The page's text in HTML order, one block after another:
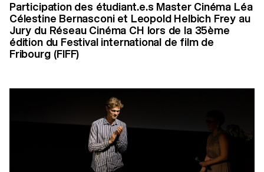
Participation des étudiant.e.s Master Cinéma Léa
Célestine Bernasconi et Leopold Helbich Frey au
Jury du Réseau Cinéma CH lors de la 35ème
édition du Festival international de film de
Fribourg (FIFF)